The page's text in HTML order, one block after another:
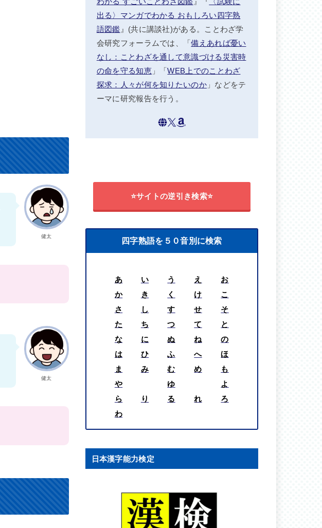
健太
健太
出る〉マンガでわかる おもしろい四字熟
語図鑑 』(共に講談社)がある。ことわざ学
会研究フォーラムでは、「備えあれば憂い
なし：ことわざを通して意識づける災害時
の命を守る知恵」「WEB上でのことわざ
探求：人々が何を知りたいのか」などをテ
ーマに研究報告を行う。
⭐サイトの逆引き検索⭐
四字熟語を５０音別に検索
あ い う え
お
か
き く け
こ
さ
し す せ
そ
た
ち つ て
と
な
に ぬ ね
の
は
ひ ふ へ
ほ
ま
み む め
も
や
ゆ
よ
ら
り る れ
ろ
わ
日本漢字能力検定